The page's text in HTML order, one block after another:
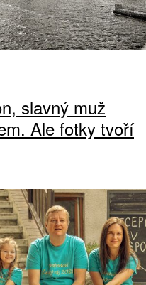
slavný muž
Ale fotky tvoří